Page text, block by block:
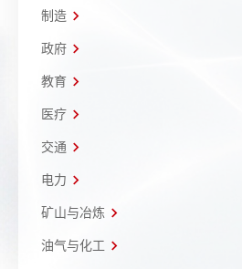
制造
政府
教育
医疗
交通
电力
矿山与冶炼
油气与化工